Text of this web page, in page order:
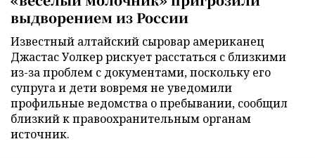
выдворением из России
Известный алтайский сыровар американец
Джастас Уолкер рискует расстаться с близкими
из-за проблем с документами, поскольку его
супруга и дети вовремя не уведомили
профильные ведомства о пребывании, сообщил
близкий к правоохранительным органам
источник.